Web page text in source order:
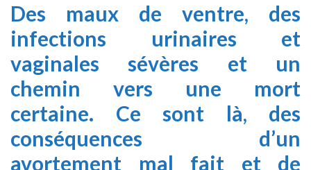
Des maux de ventre, des
infections urinaires et
vaginales sévères et un
chemin vers une mort
certaine. Ce sont là, des
conséquences d’un
avortement mal fait et de